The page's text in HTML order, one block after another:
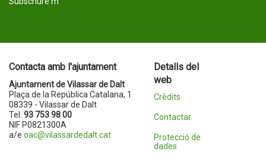
Contacta amb l'ajuntament
Ajuntament de Vilassar de Dalt
Plaça de la República Catalana, 1
08339 - Vilassar de Dalt
Tel. 93 753 98 00
NIF P0821300A
a/e oac@vilassardedalt.cat
Detalls del
web
Crèdits
Contactar
Protecció de
dades